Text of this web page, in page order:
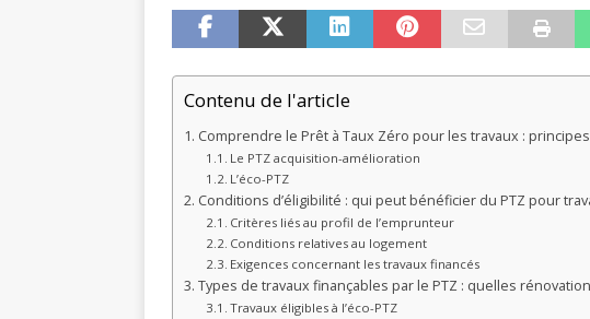
Contenu de l'article
Comprendre le Prêt à Taux Zéro pour les travaux :
Le PTZ acquisition-amélioration
L’éco-PTZ
Conditions d’éligibilité : qui peut bénéficier du PTZ pour
Critères liés au profil de l’emprunteur
Conditions relatives au logement
Exigences concernant les travaux financés
Types de travaux finançables par le PTZ : quelles
Travaux éligibles à l’éco-PTZ